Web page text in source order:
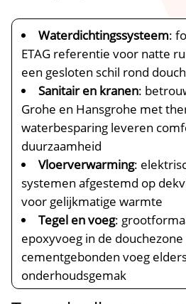
Waterdichtingssysteem:
ETAG referentie voor natte
een gesloten schil rond
Sanitair en kranen:
Grohe en Hansgrohe met
waterbesparing leveren
duurzaamheid
Vloerverwarming:
systemen afgestemd op
voor gelijkmatige warmte
Tegel en voeg:
epoxyvoeg in de douchezone
cementgebonden voeg
onderhoudsgemak